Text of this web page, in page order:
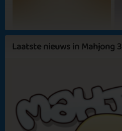
Indian Summer
Bonfire at the
Beach
Laatste nieuws in Mahjong 3